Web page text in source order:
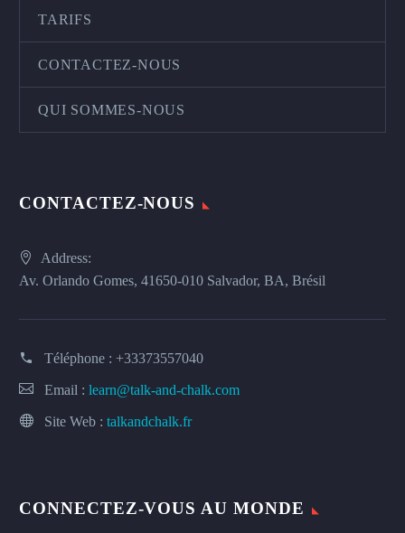
TARIFS
CONTACTEZ-NOUS
QUI SOMMES-NOUS
CONTACTEZ-NOUS
Address:
Av. Orlando Gomes, 41650-010 Salvador, BA, Brésil
Téléphone : +33373557040
Email : learn@talk-and-chalk.com
Site Web : talkandchalk.fr
CONNECTEZ-VOUS AU MONDE